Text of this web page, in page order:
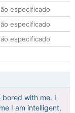
especificado
especificado
especificado
bored with me. I
I am intelligent,